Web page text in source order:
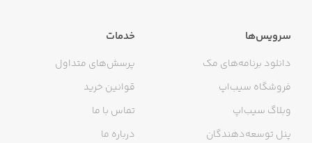
سرویس‌ها
دانلود برنامه‌های مک
فروشگاه سیب‌اپ
وبلاگ سیب‌اپ
پنل توسعه‌دهندگان
خدمات
پرسش‌های متداول
قوانین خرید
تماس با ما
درباره ما